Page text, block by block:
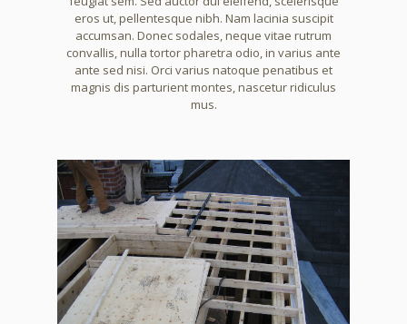
eros ut, pellentesque nibh. Nam lacinia suscipit
accumsan. Donec sodales, neque vitae rutrum
convallis, nulla tortor pharetra odio, in varius ante
ante sed nisi. Orci varius natoque penatibus et
magnis dis parturient montes, nascetur ridiculus
mus.